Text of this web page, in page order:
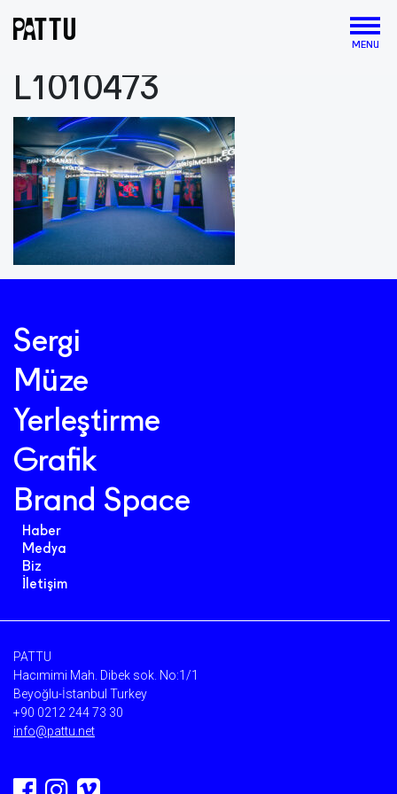
MENU
L1010473
PATTU
Hacımimi Mah. Dibek sok. No:1/1
Beyoğlu-İstanbul Turkey
+90 0212 244 73 30
info@pattu.net
Sergi
Müze
Yerleştirme
Grafik
Brand Space
Haber
Medya
Biz
İletişim